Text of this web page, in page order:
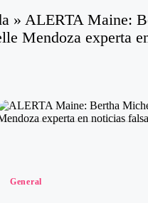
» ALERTA Maine:
Mendoza experta
Publicado
General